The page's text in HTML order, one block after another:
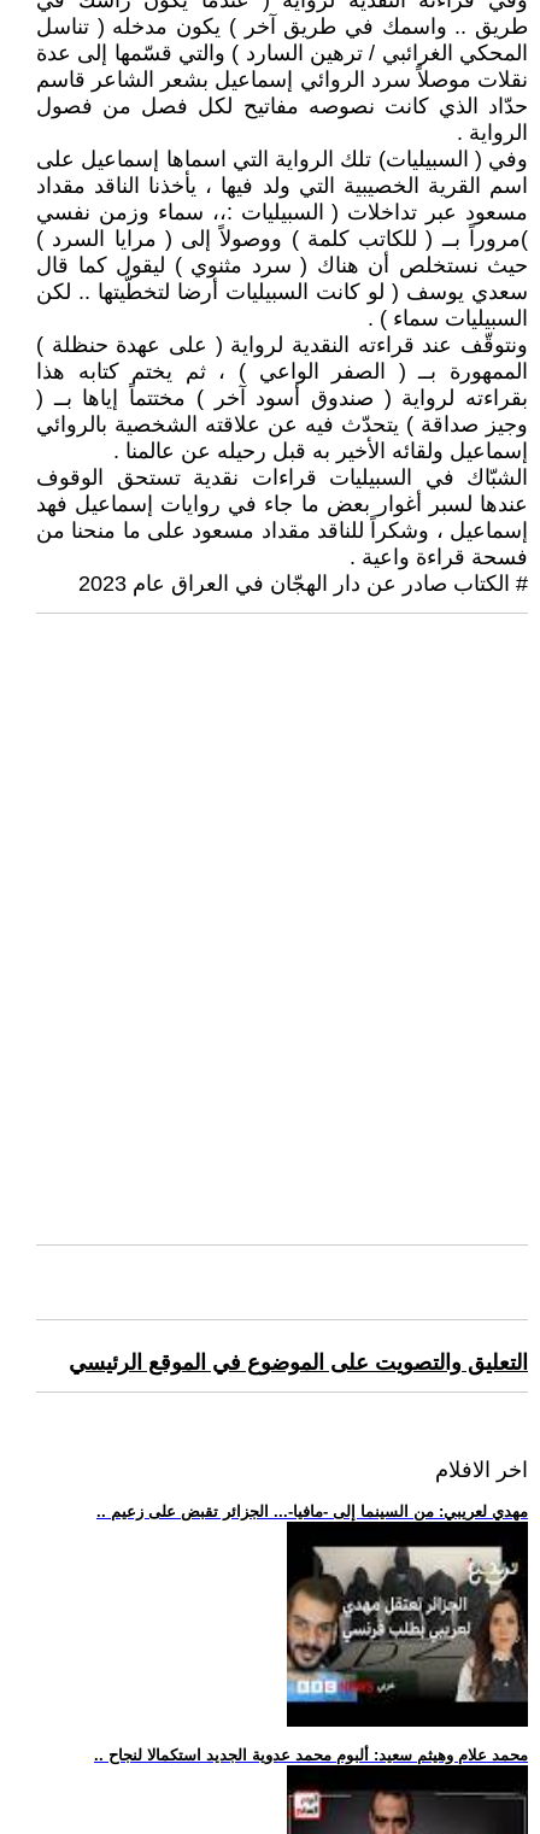
طريق .. واسمك في طريق آخر ) يكون مدخله ( تناسل
المحكي الغرائبي / ترهين السارد ) والتي قسّمها إلى عدة
نقلات موصلاً سرد الروائي إسماعيل بشعر الشاعر قاسم
حدّاد الذي كانت نصوصه مفاتيح لكل فصل من فصول
الرواية .
وفي ( السبيليات) تلك الرواية التي اسماها إسماعيل على
اسم القرية الخصيبية التي ولد فيها ، يأخذنا الناقد مقداد
مسعود عبر تداخلات ( السبيليات :،، سماء وزمن نفسي
)مروراً بــ ( للكاتب كلمة ) ووصولاً إلى ( مرايا السرد )
حيث نستخلص أن هناك ( سرد مثنوي ) ليقول كما قال
سعدي يوسف ( لو كانت السبيليات أرضا لتخطّيتها .. لكن
السبيليات سماء ) .
ونتوقّف عند قراءته النقدية لرواية ( على عهدة حنظلة )
الممهورة بــ ( الصفر الواعي ) ، ثم يختم كتابه هذا
بقراءته لرواية ( صندوق أسود آخر ) مختتماً إياها بــ (
وجيز صداقة ) يتحدّث فيه عن علاقته الشخصية بالروائي
إسماعيل ولقائه الأخير به قبل رحيله عن عالمنا .
الشبّاك في السبيليات قراءات نقدية تستحق الوقوف
عندها لسبر أغوار بعض ما جاء في روايات إسماعيل فهد
إسماعيل ، وشكراً للناقد مقداد مسعود على ما منحنا من
فسحة قراءة واعية .
# الكتاب صادر عن دار الهجّان في العراق عام 2023
التعليق والتصويت على الموضوع في الموقع الرئيسي
اخر الافلام
.. مهدي لعريبي: من السينما إلى -مافيا-... الجزائر تقبض على زعيم
.. محمد علام وهيثم سعيد: ألبوم محمد عدوية الجديد استكمالا لنجاح